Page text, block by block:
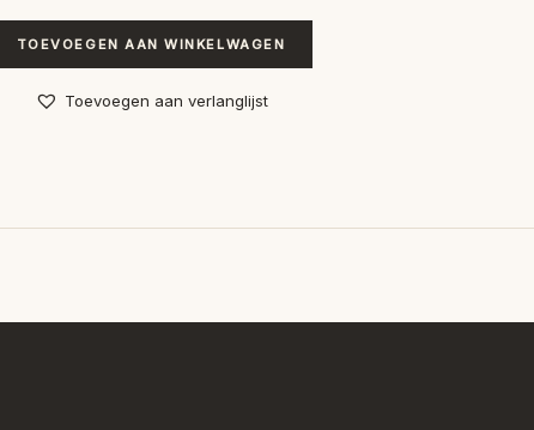
TOEVOEGEN AAN WINKELWAGEN
Toevoegen aan verlanglijst